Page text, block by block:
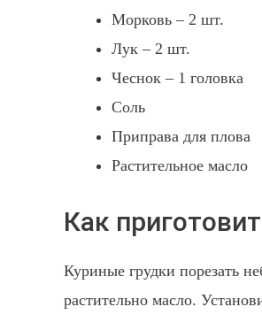
Морковь – 2 шт.
Лук – 2 шт.
Чеснок – 1 головка
Соль
Приправа для плова
Растительное масло
Как
Куриные грудки порезать
растительно масло.